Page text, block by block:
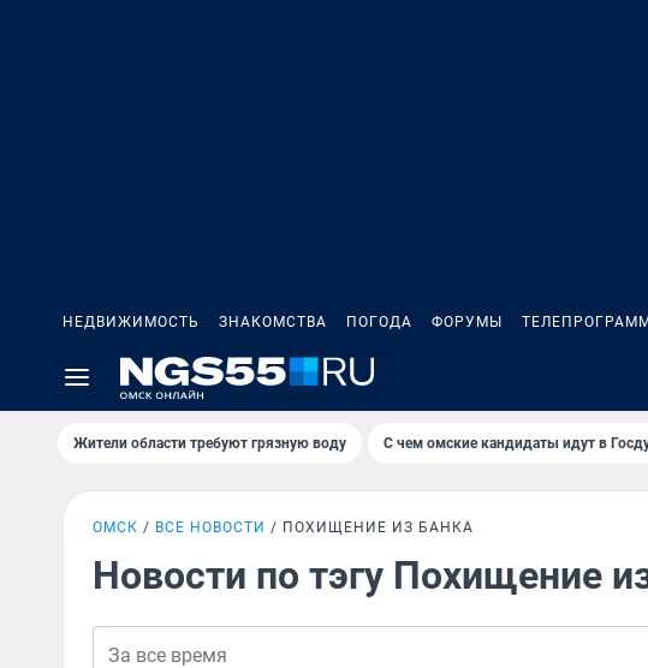
НЕДВИЖИМОСТЬ ЗНАКОМСТВА ПОГОДА ФОРУМЫ
Жители области требуют грязную воду С чем омские кандидаты идут в
ОМСК ВСЕ НОВОСТИ ПОХИЩЕНИЕ ИЗ БАНКА
Новости по тэгу Похищение